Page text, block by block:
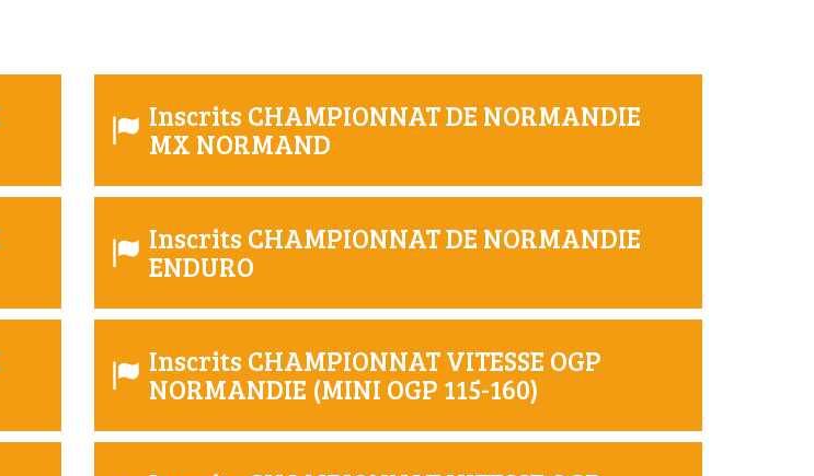
Inscrits CHAMPIONNAT DE NORMANDIE
MX NORMAND
Inscrits CHAMPIONNAT DE NORMANDIE
ENDURO
Inscrits CHAMPIONNAT VITESSE OGP
NORMANDIE (MINI OGP 115-160)